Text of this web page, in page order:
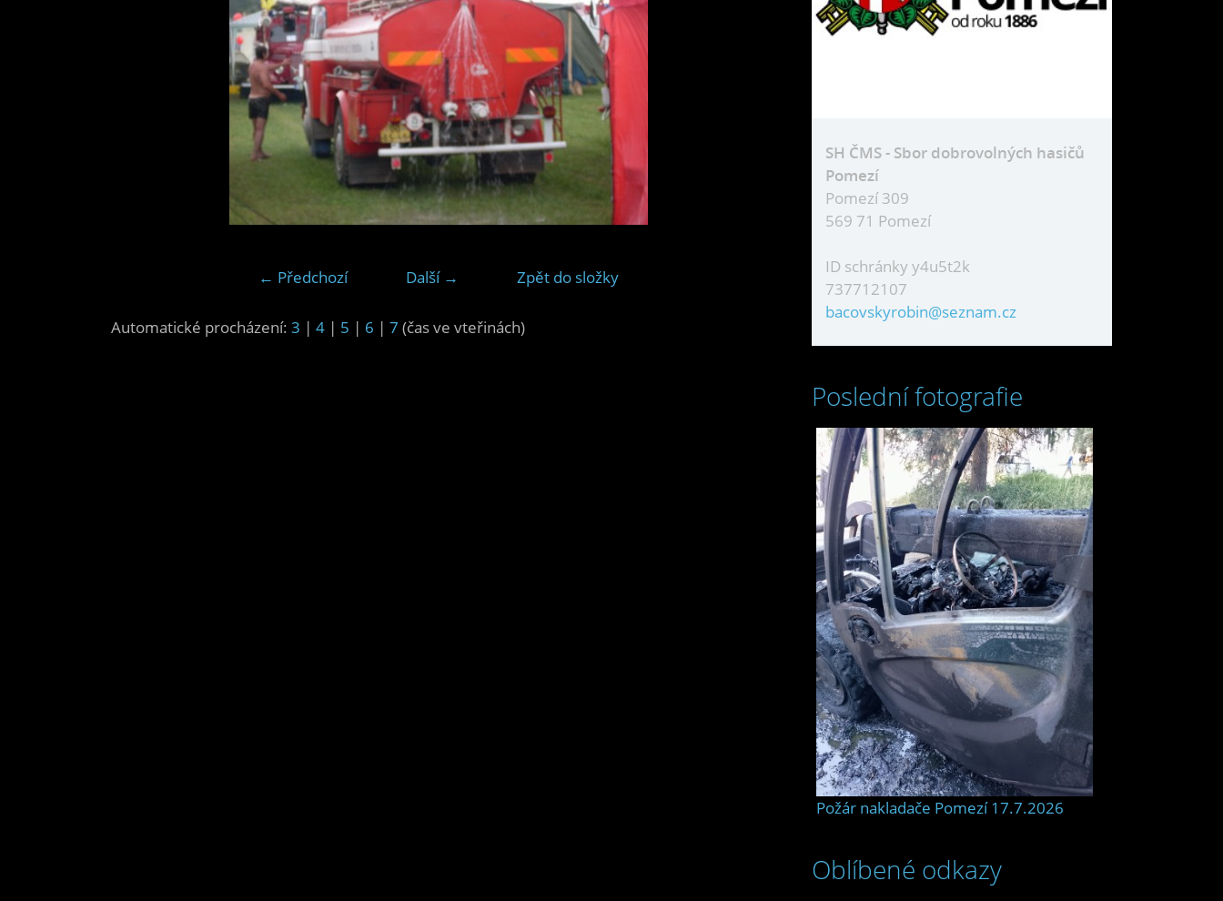
← Předchozí Další → Zpět do složky
Automatické procházení: 3 | 4 | 5 | 6 | 7 (čas ve vteřinách)
SH ČMS - Sbor dobrovolných hasičů
Pomezí
Pomezí 309
569 71 Pomezí
ID schránky y4u5t2k
737712107
bacovskyrobin@seznam.cz
Poslední fotografie
Požár nakladače Pomezí 17.7.2026
Oblíbené odkazy